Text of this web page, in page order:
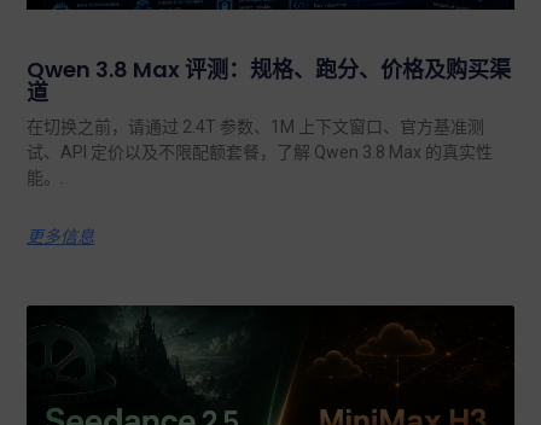
Qwen 3.8 Max 评测：规格、跑分、价格及购买渠
道
在切换之前，请通过 2.4T 参数、1M 上下文窗口、官方基准测
试、API 定价以及不限配额套餐，了解 Qwen 3.8 Max 的真实性
能。.
更多信息